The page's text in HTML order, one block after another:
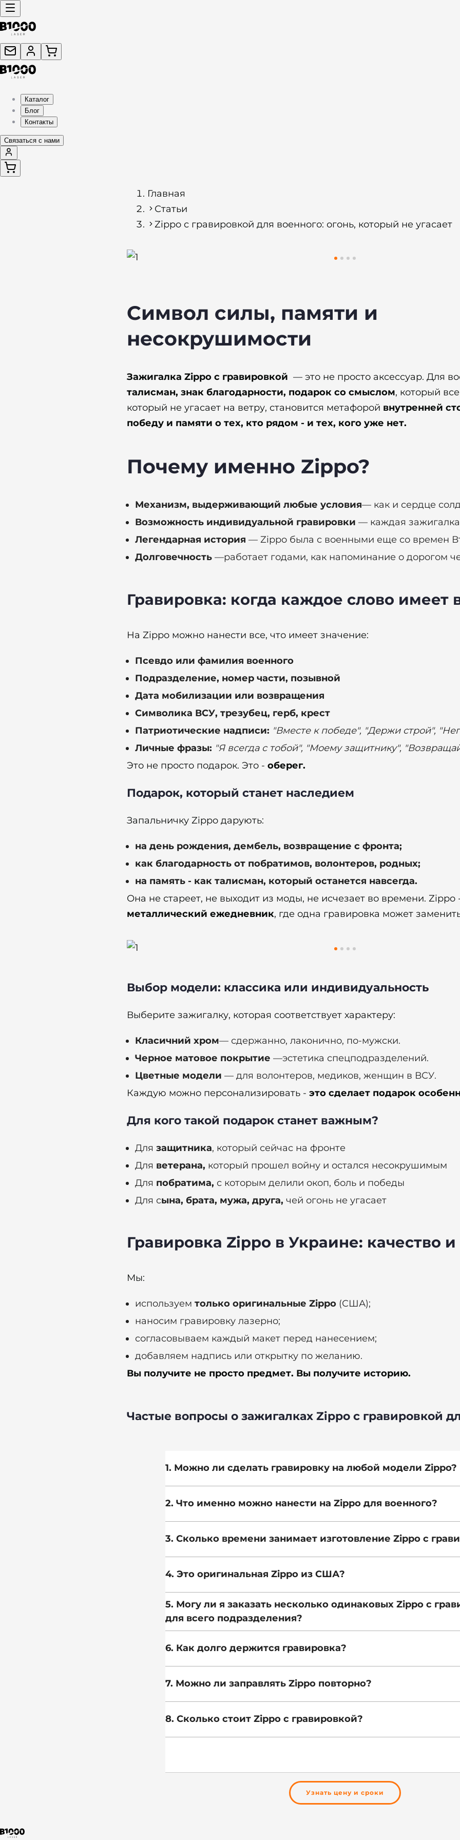
Каталог
Блог
Контакты
Связаться с нами
Главная
Статьи
Zippo с гравировкой для военного: огонь, который не угасает
Символ силы, памяти и
несокрушимости
Зажигалка Zippo с гравировкой — это не просто аксессуар. Для
талисман, знак благодарности, подарок со смыслом, который
который не угасает на ветру, становится метафорой внутренней
победу и памяти о тех, кто рядом - и тех, кого уже нет.
Почему именно Zippo?
Механизм, выдерживающий любые условия— как и сердце
Возможность индивидуальной гравировки — каждая
Легендарная история — Zippo была с военными еще со времен
Долговечность —работает годами, как напоминание о дорогом
Гравировка: когда каждое слово имеет
На Zippo можно нанести все, что имеет значение:
Псевдо или фамилия военного
Подразделение, номер части, позывной
Дата мобилизации или возвращения
Символика ВСУ, трезубец, герб, крест
Патриотические надписи: "Вместе к победе", "Держи строй",
Личные фразы: "Я всегда с тобой", "Моему защитнику",
Это не просто подарок. Это - оберег.
Подарок, который станет наследием
Запальничку Zippo дарують:
на день рождения, дембель, возвращение с фронта;
как благодарность от побратимов, волонтеров, родных;
на память - как талисман, который останется навсегда.
Она не стареет, не выходит из моды, не исчезает во времени. Zippo
металлический ежедневник, где одна гравировка может
Выбор модели: классика или индивидуальность
Выберите зажигалку, которая соответствует характеру:
Класичний хром— сдержанно, лаконично, по-мужски.
Черное матовое покрытие —эстетика спецподразделений.
Цветные модели — для волонтеров, медиков, женщин в ВСУ.
Каждую можно персонализировать - это сделает подарок
Для кого такой подарок станет важным?
Для защитника, который сейчас на фронте
Для ветерана, который прошел войну и остался несокрушимым
Для побратима, с которым делили окоп, боль и победы
Для сына, брата, мужа, друга, чей огонь не угасает
Гравировка Zippo в Украине: качество
Мы:
используем только оригинальные Zippo (США);
наносим гравировку лазерно;
согласовываем каждый макет перед нанесением;
добавляем надпись или открытку по желанию.
Вы получите не просто предмет. Вы получите историю.
Частые вопросы о зажигалках Zippo с гравировкой
1. Можно ли сделать гравировку на любой модели Zippo?
2. Что именно можно нанести на Zippo для военного?
3. Сколько времени занимает изготовление Zippo с
4. Это оригинальная Zippo из США?
5. Могу ли я заказать несколько одинаковых Zippo с
для всего подразделения?
6. Как долго держится гравировка?
7. Можно ли заправлять Zippo повторно?
8. Сколько стоит Zippo с гравировкой?
Узнать цену и сроки